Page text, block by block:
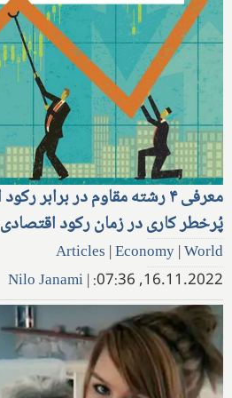
پُرخطر کاری در زمان رکود اقتصادی
Articles |Economy|World
16.11.2022, 07:36:
|
Nilo Janami